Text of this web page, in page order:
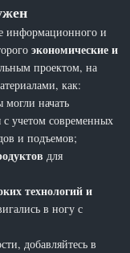
информационного и
экономические и
проектом, на
как:
могли начать
учетом современных
и подъемов;
для
технологий и
в ногу с
добавляйтесь в